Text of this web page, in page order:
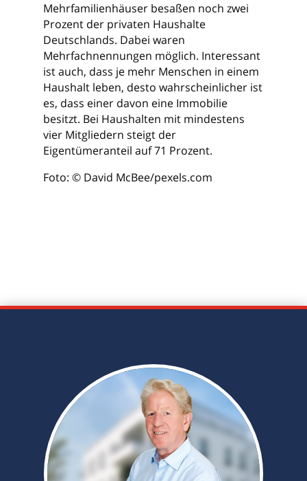
Mehrfamilienhäuser besaßen noch zwei
Prozent der privaten Haushalte
Deutschlands. Dabei waren
Mehrfachnennungen möglich. Interessant
ist auch, dass je mehr Menschen in einem
Haushalt leben, desto wahrscheinlicher ist
es, dass einer davon eine Immobilie
besitzt. Bei Haushalten mit mindestens
vier Mitgliedern steigt der
Eigentümeranteil auf 71 Prozent.
Foto: © David McBee/pexels.com